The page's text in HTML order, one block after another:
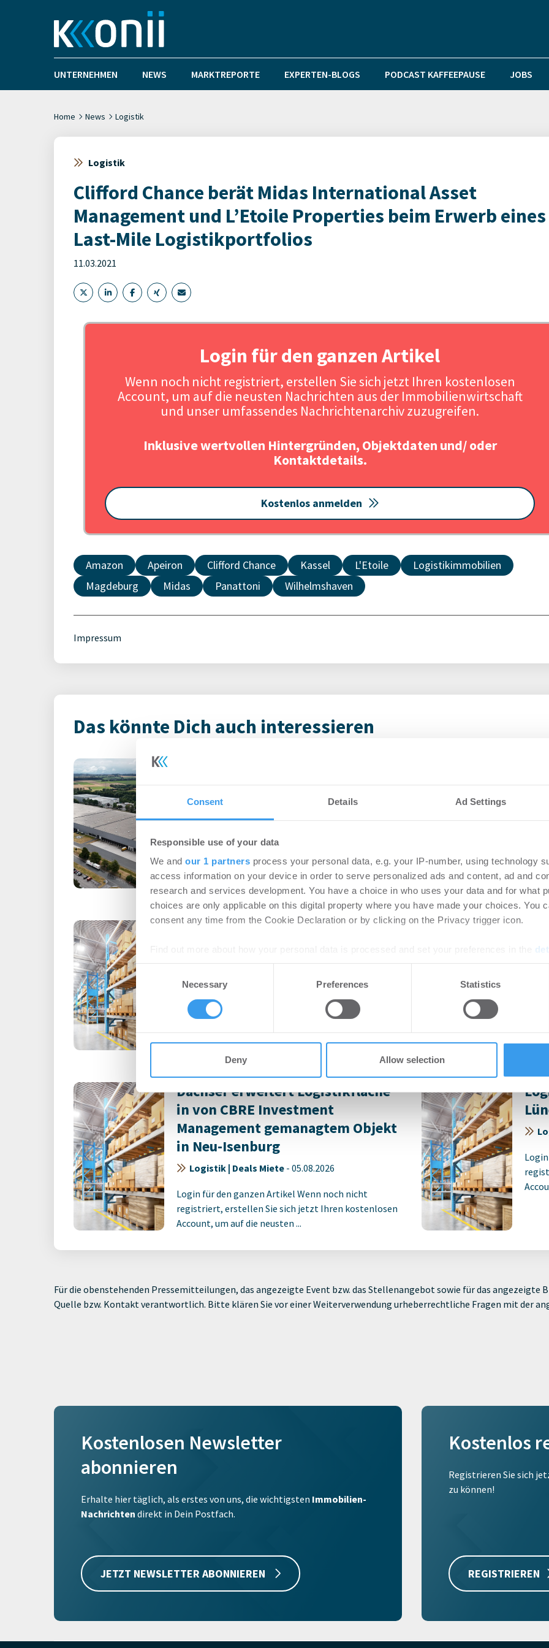
Consent Details Ad Settings
Responsible use of your data
We and our 1 partners process your personal data, e.g. your IP-number, using technology
access information on your device in order to serve personalized ads and content, ad and
research and services development. You have a choice in who uses your data and for what
choices are only applicable on this digital property where you have made your choices. You
consent any time from the Cookie Declaration or by clicking on the Privacy trigger icon.
We use cookies to personalise content and ads, to provide social media features and to
other information that you’ve provided to them or that they’ve collected from your use of their
Consent
Selection
Necessary Preferences Statistics
Deny Allow selection
UNTERNEHMEN NEWS MARKTREPORTE EXPERTEN-BLOGS PODCAST KAFFEEPAUSE JOBS
Home News Logistik
Logistik
Clifford Chance berät Midas International Asset
Management und L’Etoile Properties beim Erwerb eines
Last-Mile Logistikportfolios
11.03.2021
Login für den ganzen Artikel
Wenn noch nicht registriert, erstellen Sie sich jetzt Ihren kostenlosen
Account, um auf die neusten Nachrichten aus der Immobilienwirtschaft
und unser umfassendes Nachrichtenarchiv zuzugreifen.
Inklusive wertvollen Hintergründen, Objektdaten und/ oder
Kontaktdetails.
Kostenlos anmelden
Amazon Apeiron Clifford Chance Kassel L'Etoile
Logistikimmobilien
Magdeburg
Midas Panattoni Wilhelmshaven
Impressum
Das könnte Dich auch interessieren
RUHR REAL vermittelt
Logistikfläche in Unna
registriert, erstellen Sie sich jetzt Ihren kostenlosen
Account, um auf die neusten ...
MLP Group erweitert Portfolio um
Metropolregion Hamburg
Logistik | Deals Kauf 06.08.2026
Mit dem Ankauf eines 68.000 m² großen Brownfields
die MLP Group ihr erstes ...
in
Dachser erweitert Logistikfläche
in von CBRE Investment
Management gemanagtem Objekt
in Neu-Isenburg
Logistik | Deals Miete - 05.08.2026
Login für den ganzen Artikel Wenn noch nicht
registriert, erstellen Sie sich jetzt Ihren kostenlosen
Account, um auf die neusten ...
Für die obenstehenden Pressemitteilungen, das angezeigte Event bzw. das Stellenangebot sowie für das angezeigte
Quelle bzw. Kontakt verantwortlich. Bitte klären Sie vor einer Weiterverwendung urheberrechtliche Fragen mit der
Kostenlosen Newsletter
abonnieren
Erhalte hier täglich, als erstes von uns, die wichtigsten Immobilien-
Nachrichten direkt in Dein Postfach.
JETZT NEWSLETTER ABONNIEREN
Kostenlos
Registrieren Sie sich
zu können!
REGISTRIEREN